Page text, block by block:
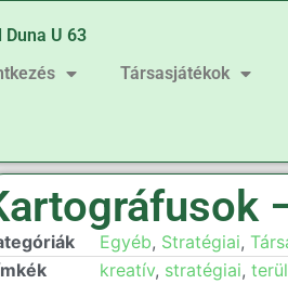
Duna U 63
Társasjátékok
Egyéb, Stratégiai,
kreatív, stratégiai,